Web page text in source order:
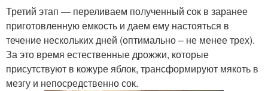
Третий этап — переливаем полученный сок в заранее
приготовленную емкость и даем ему настояться в
течение нескольких дней (оптимально – не менее трех).
За это время естественные дрожжи, которые
присутствуют в кожуре яблок, трансформируют мякоть в
мезгу и непосредственно сок.